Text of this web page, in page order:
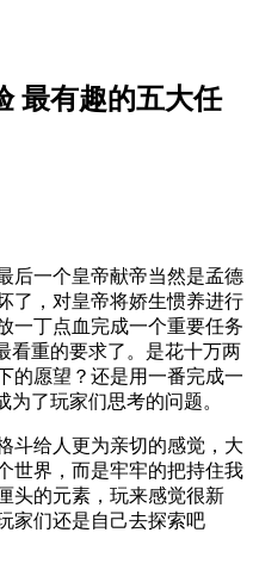
最有趣的五大任
一个皇帝献帝当然是孟德
了，对皇帝将娇生惯养进行
一丁点血完成一个重要任务
看重的要求了。是花十万两
的愿望？还是用一番完成一
为了玩家们思考的问题。
给人更为亲切的感觉，大
世界，而是牢牢的把持住我
头的元素，玩来感觉很新
家们还是自己去探索吧